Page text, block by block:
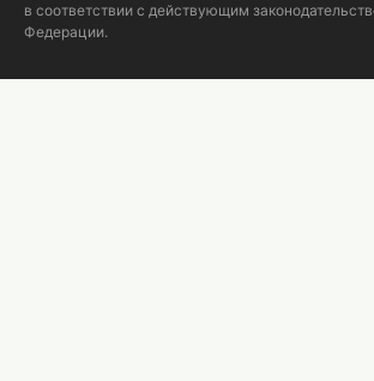
в соответствии с действующим
Федерации.